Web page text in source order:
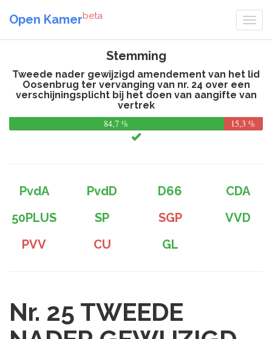
Open Kamerbeta
Stemming
Tweede nader gewijzigd amendement van het lid
Oosenbrug ter vervanging van nr. 24 over een
verschijningsplicht bij het doen van aangifte van
vertrek
84,7 %
15,3 %
PvdA PvdD D66
CDA
50PLUS
SP SGP
VVD
PVV
CU GL
Nr. 25 TWEEDE